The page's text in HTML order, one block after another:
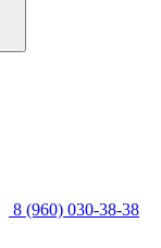
8 (960) 030-38-38